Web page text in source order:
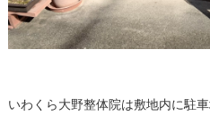
いわくら大野整体院は敷地内に駐